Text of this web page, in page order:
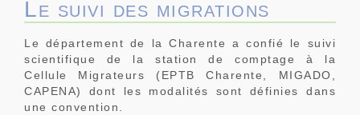
Le suivi des migrations
Le département de la Charente a confié le suivi
scientifique de la station de comptage à la
Cellule Migrateurs (EPTB Charente, MIGADO,
CAPENA) dont les modalités sont définies dans
une convention.